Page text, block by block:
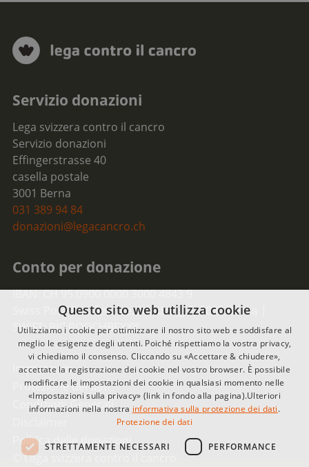
Servizio donazioni
Lega svizzera contro il cancro
Servizio donazioni
Effingerstrasse 40
casella postale
3001 Berna
031 389 94 84
donazioni@legacancro.ch
Conto per donazione
IBAN: CH 95 0900 0000 3000 4843 9
Swiss Post-Postfinance, Nordring 8, 3030 Berna |
SWIFT: BIC POFICHBEXXX
Impressum
Protezione dei dati
Condizioni Generali
Politica delle donazioni
© Lega svizzera contro il cancro
Questo sito web utilizza cookie
Utilizziamo i cookie per ottimizzare il nostro sito web e soddisfare al
meglio le esigenze degli utenti. Poiché rispettiamo la vostra privacy,
vi chiediamo il consenso. Cliccando su «Accettare & chiudere»,
accettate la registrazione dei cookie nel vostro browser. È possibile
modificare le impostazioni dei cookie in qualsiasi momento nelle
«Impostazioni sulla privacy» (link in fondo alla pagina).Ulteriori
informazioni nella nostra informativa sulla protezione dei dati.
Protezione dei dati
STRETTAMENTE NECESSARI PERFORMANCE